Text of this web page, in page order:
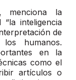
menciona la
inteligencia
de
humanos.
en la
como el
artículos o